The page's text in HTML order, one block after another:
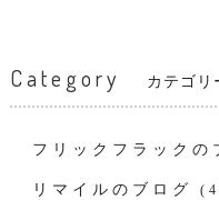
Category カテゴリ
フリックフラックの
リマイルのブログ